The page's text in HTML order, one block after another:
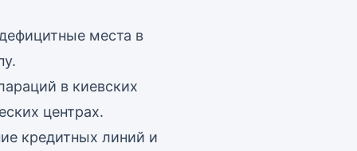
места в
в киевских
центрах.
кредитных линий и